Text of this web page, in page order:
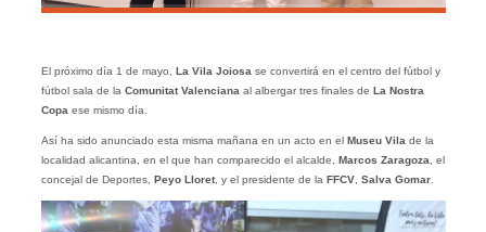
El próximo día 1 de mayo, La Vila Joiosase convertirá en el centro del fútbol y
fútbol sala de la Comunitat Valencianaal albergar tres finales de La Nostra
Copaese mismo día.
Así ha sido anunciado esta misma mañana en un acto en el Museu Vila de la
localidad alicantina, en el que han comparecido el alcalde, Marcos Zaragoza, el
concejal de Deportes, Peyo Lloret, y el presidente de la FFCV, Salva Gomar.